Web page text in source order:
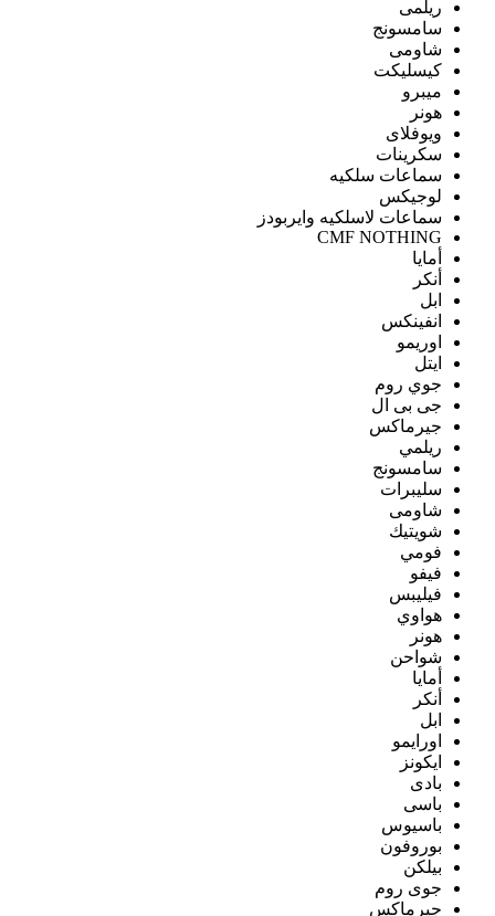
ريلمى
سامسونج
شاومى
كيسليكت
ميبرو
هونر
ويوفلاى
سكرينات
سماعات سلكيه
لوجيكس
سماعات لاسلكيه وايربودز
CMF NOTHING
أمايا
أنكر
ابل
انفينكس
اوريمو
ايتل
جوي روم
جى بى ال
جيرماكس
ريلمي
سامسونج
سليبرات
شاومى
شويتيك
فومي
فيفو
فيليبس
هواوي
هونر
شواحن
أمايا
أنكر
ابل
اورايمو
ايكونز
بادى
باسى
باسيوس
بوروفون
بيلكن
جوى روم
جيرماكس